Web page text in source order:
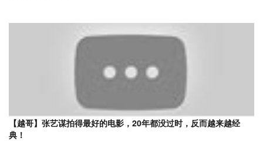
【越哥】张艺谋拍得最好的电影，20年都没过时，反而越来越经
典！